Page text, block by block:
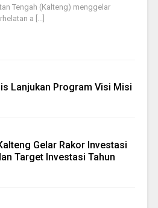
Tengah (Kalteng) menggelar
a [...]
Lanjukan Program Visi Misi
Gelar Rakor Investasi
Target Investasi Tahun